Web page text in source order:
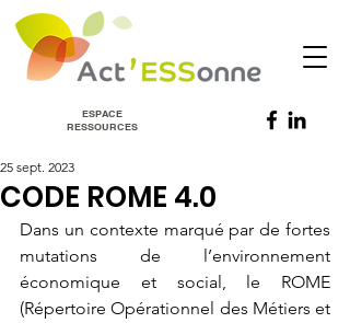
ESPACE
RESSOURCES
CODE ROME 4.0
25 sept. 2023
Dans un contexte marqué par de fortes
mutations de l’environnement
économique et social, le ROME
(Répertoire Opérationnel des Métiers et